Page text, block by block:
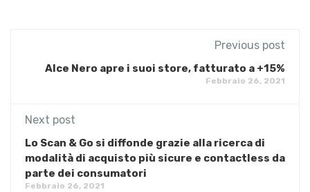
Previous post
Alce Nero apre i suoi store, fatturato a +15%
Febbraio 26, 2021
Next post
Lo Scan & Go si diffonde grazie alla ricerca di
modalità di acquisto più sicure e contactless da
parte dei consumatori
Febbraio 26, 2021